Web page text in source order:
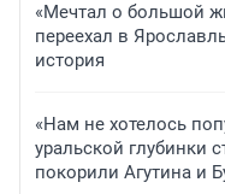
«Мечтал о большой
переехал в
история
«Нам не хотелось
уральской глубинки
покорили Агутина и